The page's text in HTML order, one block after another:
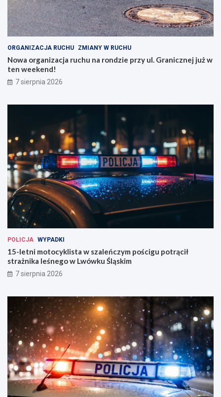
ORGANIZACJA RUCHU ZMIANY W RUCHU
Nowa organizacja ruchu na rondzie przy ul. Granicznej już w
ten weekend!
7 sierpnia 2026
POLICJA WYPADKI
15-letni motocyklista w szaleńczym pościgu potrącił
strażnika leśnego w Lwówku Śląskim
7 sierpnia 2026